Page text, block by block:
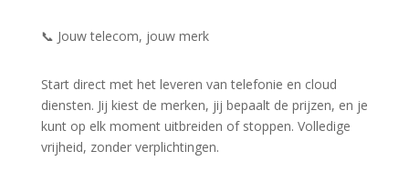
📞 Jouw telecom, jouw merk
Start direct met het leveren van telefonie en cloud
diensten. Jij kiest de merken, jij bepaalt de prijzen, en je
kunt op elk moment uitbreiden of stoppen. Volledige
vrijheid, zonder verplichtingen.